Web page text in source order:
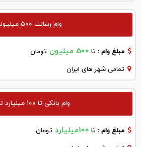
وام رسالت ۵۰۰ میلیونی
مبلغ وام : تا 500 میلیون تومان
تمامی شهر های ایران
وام بانکی تا ۱۰۰ میلیارد تومان
مبلغ وام : تا 100میلیارد تومان